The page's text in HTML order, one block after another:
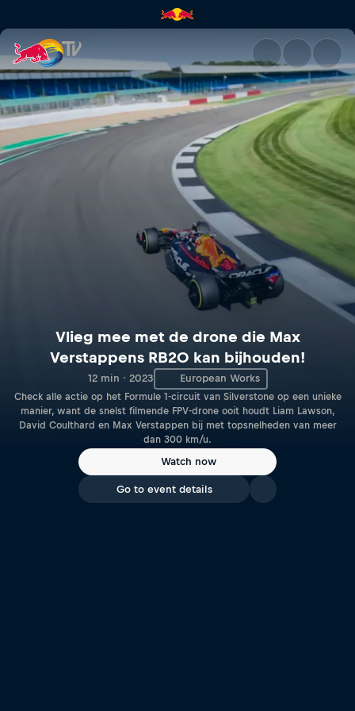
Vlieg mee met de drone die
Vlieg mee met de drone die Max
Verstappens RB20 kan bijhouden!
12 min · 2023 European Works
Check alle actie op het Formule 1-circuit van Silverstone op een unieke
manier, want de snelst filmende FPV-drone ooit houdt Liam Lawson,
David Coulthard en Max Verstappen bij met topsnelheden van meer
dan 300 km/u.
Watch now
Go to event details